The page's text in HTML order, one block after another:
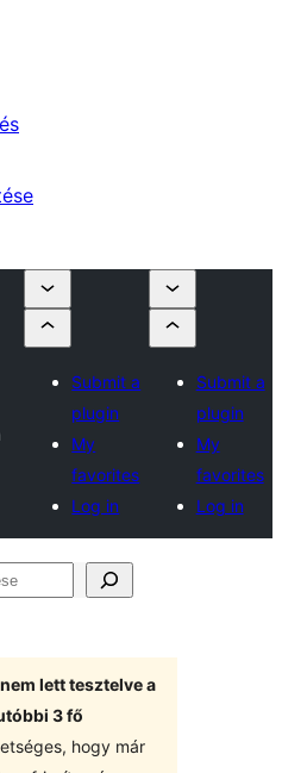
Submit a
plugin
My
favorites
Log in
Submit a
plugin
My
favorites
Log in
nem lett tesztelve a
3 fő
hogy már